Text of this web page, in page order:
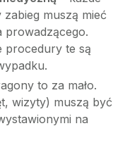
muszą mieć
prowadzącego.
procedury te są
to za mało.
wizyty) muszą być
na